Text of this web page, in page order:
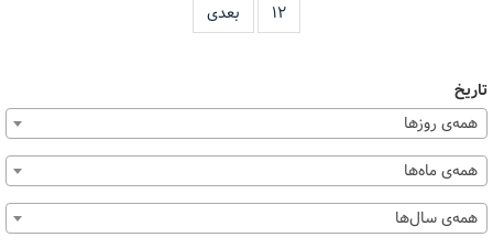
۱۲ بعدی
تاریخ
همه‌ی روزها
همه‌ی ماه‌ها
همه‌ی سال‌ها